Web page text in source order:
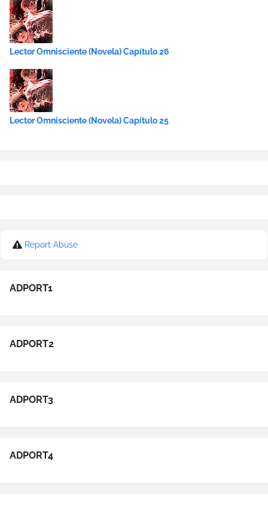
Lector Omnisciente (Novela) Capítulo 26
Lector Omnisciente (Novela) Capítulo 25
Report Abuse
ADPORT1
ADPORT2
ADPORT3
ADPORT4